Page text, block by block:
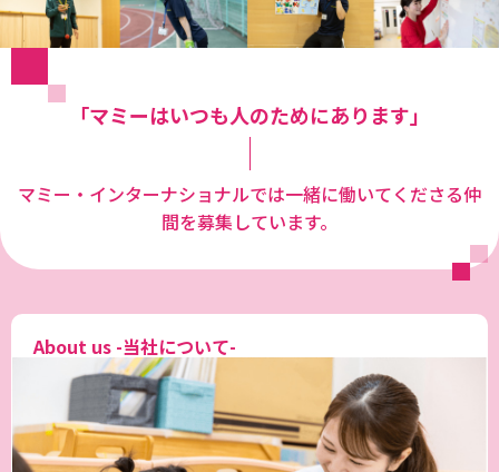
「マミーはいつも人のためにあります」
マミー・インターナショナルでは一緒に働いてくださる仲
間を募集しています。
About us -当社について-